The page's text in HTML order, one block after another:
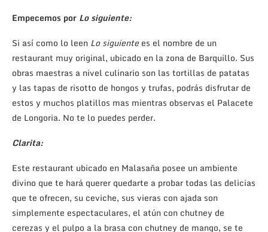
Empecemos por Lo siguiente:
Si así como lo leen Lo siguientees el nombre de un
restaurant muy original, ubicado en la zona de Barquillo. Sus
obras maestras a nivel culinario son las tortillas de patatas
y las tapas de risotto de hongos y trufas, podrás disfrutar de
estos y muchos platillos mas mientras observas el Palacete
de Longoria. No te lo puedes perder.
Clarita:
Este restaurant ubicado en Malasaña posee un ambiente
divino que te hará querer quedarte a probar todas las delicias
que te ofrecen, su ceviche, sus vieras con ajada son
simplemente espectaculares, el atún con chutney de
cerezas y el pulpo a la brasa con chutney de mango, se te